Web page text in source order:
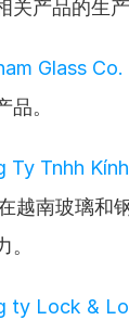
关产品的生产
Glass Co.
品。
Ty Tnhh
在越南玻璃和
。
ty Lock &